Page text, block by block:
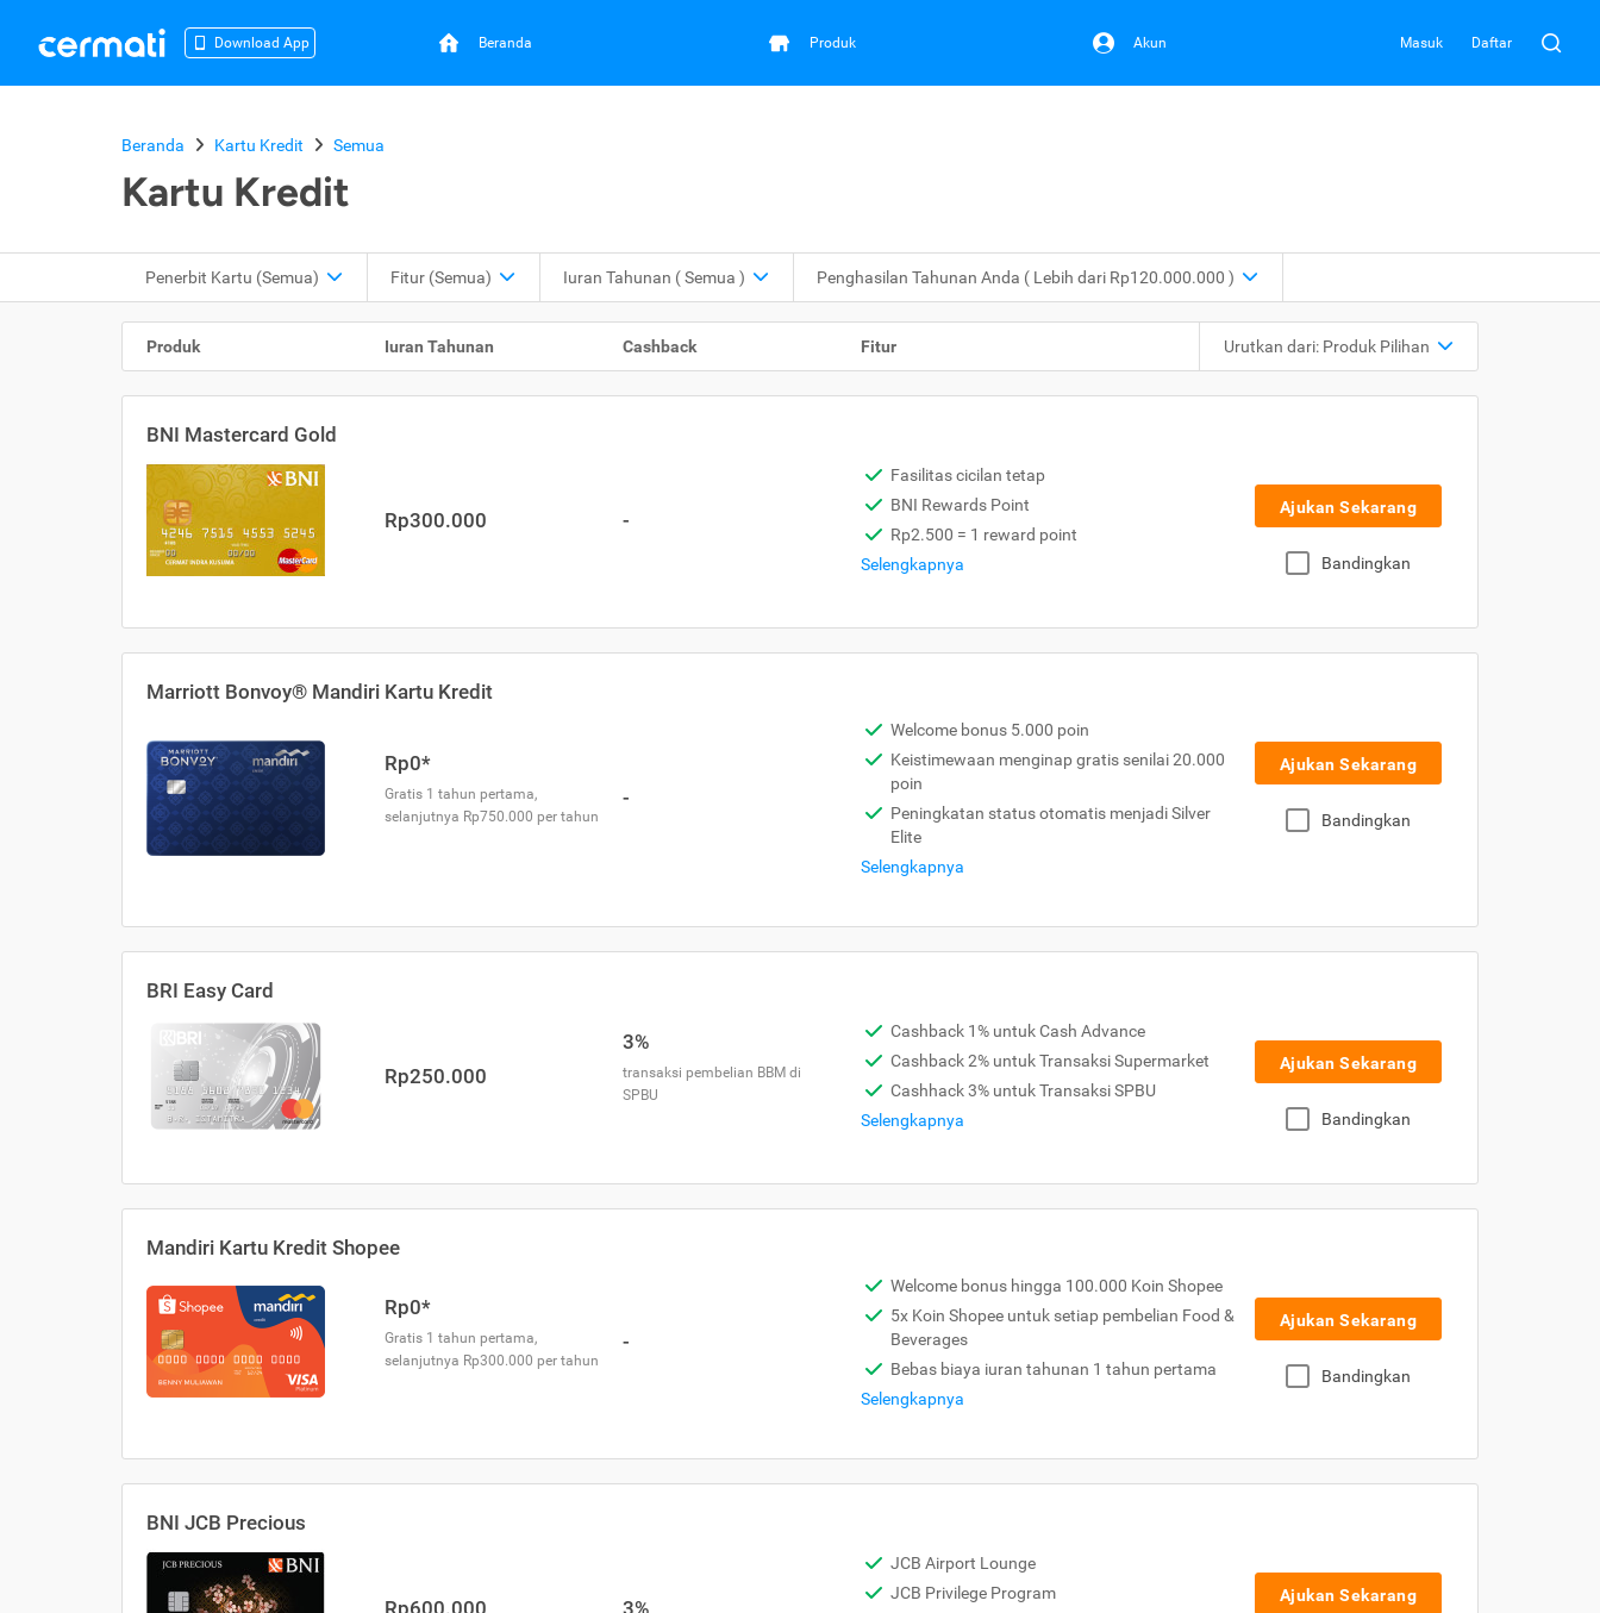
Download App Beranda Produk Akun Masuk Daftar
Beranda Kartu Kredit Semua
Kartu Kredit
Penerbit Kartu (Semua) Fitur (Semua) Iuran Tahunan ( Semua ) Penghasilan Tahunan Anda ( Lebih dari Rp120.000.000 )
Produk Iuran Tahunan Cashback Fitur Urutkan dari: Produk Pilihan
BNI Mastercard Gold
Rp300.000 -
Fasilitas cicilan tetap
BNI Rewards Point
Rp2.500 = 1 reward point
Selengkapnya
Ajukan Sekarang
Bandingkan
Marriott Bonvoy® Mandiri Kartu Kredit
Rp0*
Gratis 1 tahun pertama,
selanjutnya Rp750.000 per tahun
-
Welcome bonus 5.000 poin
Keistimewaan menginap gratis senilai 20.000
poin
Peningkatan status otomatis menjadi Silver
Elite
Selengkapnya
Ajukan Sekarang
Bandingkan
BRI Easy Card
Rp250.000
3%
transaksi pembelian BBM di
SPBU
Cashback 1% untuk Cash Advance
Cashback 2% untuk Transaksi Supermarket
Cashhack 3% untuk Transaksi SPBU
Selengkapnya
Ajukan Sekarang
Bandingkan
Mandiri Kartu Kredit Shopee
Rp0*
Gratis 1 tahun pertama,
selanjutnya Rp300.000 per tahun
-
Welcome bonus hingga 100.000 Koin Shopee
5x Koin Shopee untuk setiap pembelian Food &
Beverages
Bebas biaya iuran tahunan 1 tahun pertama
Selengkapnya
Ajukan Sekarang
Bandingkan
BNI JCB Precious
Rp600.000 3%
JCB Airport Lounge
JCB Privilege Program
Ajukan Sekarang